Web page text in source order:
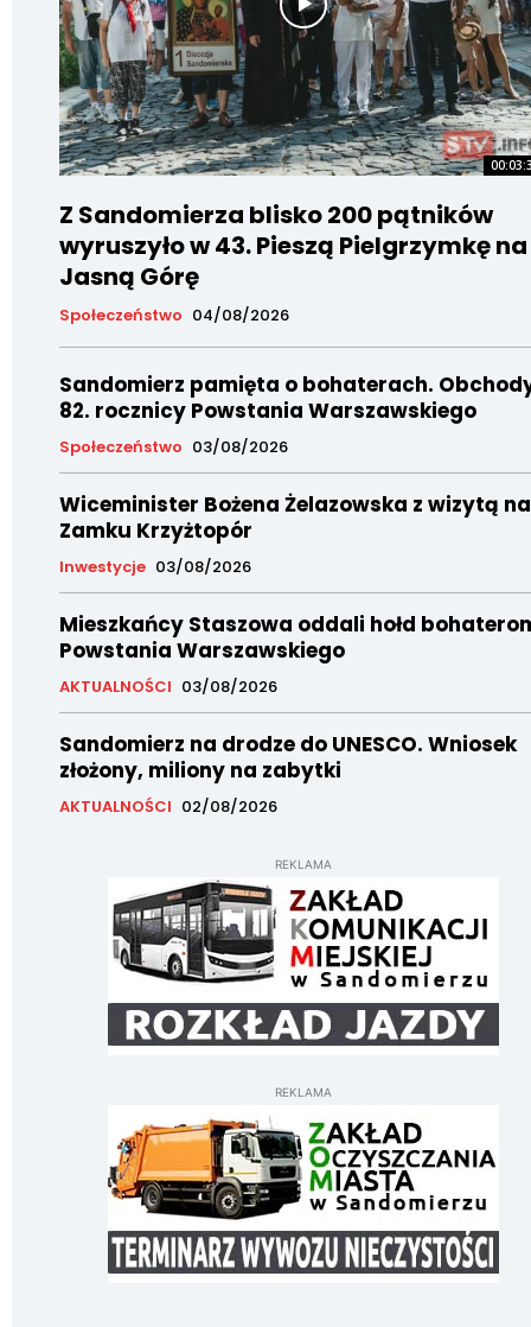
Z Sandomierza blisko 200 pątników
wyruszyło w 43. Pieszą Pielgrzymkę na
Jasną Górę
Społeczeństwo 04/08/2026
Sandomierz pamięta o bohaterach.
82. rocznicy Powstania Warszawskiego
Społeczeństwo 03/08/2026
Wiceminister Bożena Żelazowska z wizytą na
Zamku Krzyżtopór
Inwestycje 03/08/2026
Mieszkańcy Staszowa oddali hołd
Powstania Warszawskiego
AKTUALNOŚCI 03/08/2026
Sandomierz na drodze do UNESCO. Wniosek
złożony, miliony na zabytki
AKTUALNOŚCI 02/08/2026
REKLAMA
REKLAMA